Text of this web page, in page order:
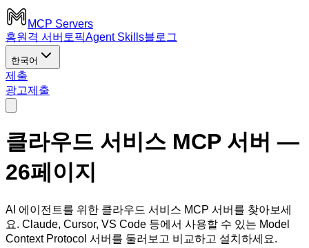
MCP Servers
홈원격 서버 토픽Agent Skills블로그
한국어
제출
광고제출
클라우드 서비스 MCP 서버 —
26페이지
AI 에이전트를 위한 클라우드 서비스 MCP 서버를 찾아보세
요. Claude, Cursor, VS Code 등에서 사용할 수 있는 Model
Context Protocol 서버를 둘러보고 비교하고 설치하세요.